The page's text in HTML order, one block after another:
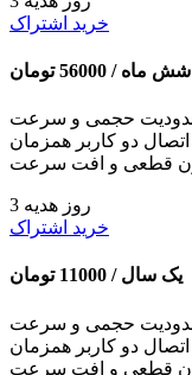
خرید اشتراک
شش ماه / 56000 تومان
حجمی و سرعت
اتصال دو کاربر همزمان
قطعی و افت سرعت
3 روز هدیه
خرید اشتراک
یک سال / 11000 تومان
حجمی و سرعت
اتصال دو کاربر همزمان
قطعی و افت سرعت